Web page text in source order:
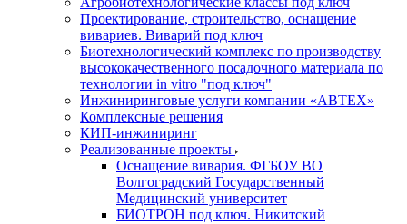
Проектирование, строительство, оснащение
вивариев. Виварий под ключ
Биотехнологический комплекс по производству
высококачественного посадочного материала по
технологии in vitro "под ключ"
Инжиниринговые услуги компании «АВТЕХ»
Комплексные решения
КИП-инжиниринг
Реализованные проекты
Оснащение вивария. ФГБОУ ВО
Волгоградский Государственный
Медицинский университет
БИОТРОН под ключ. Никитский